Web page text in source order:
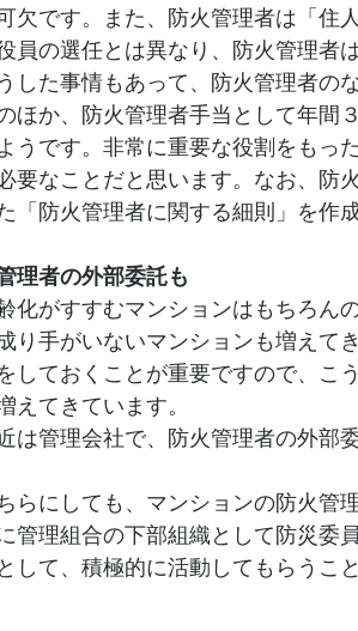
欠です。また、防火管理者は「住
員の選任とは異なり、防火管理者
した事情もあって、防火管理者の
ほか、防火管理者手当として年間
うです。非常に重要な役割をもっ
要なことだと思います。なお、防
「防火管理者に関する細則」を作
理者の外部委託も
化がすすむマンションはもちろん
り手がいないマンションも増えて
しておくことが重要ですので、こ
えてきています。
は管理会社で、防火管理者の外部
らにしても、マンションの防火管
管理組合の下部組織として防災委
して、積極的に活動してもらうこ